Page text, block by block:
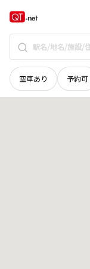
空車あり 予約可
北海道